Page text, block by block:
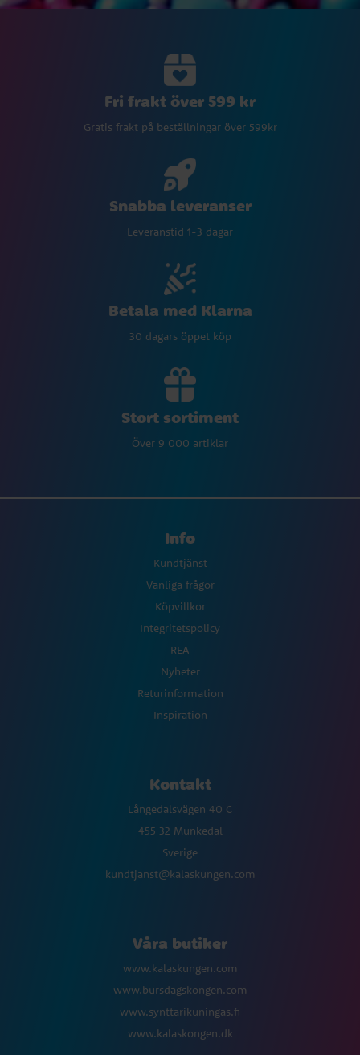
Fri frakt över 599 kr
Gratis frakt på beställningar över 599kr
Snabba leveranser
Leveranstid 1-3 dagar
Betala med Klarna
30 dagars öppet köp
Stort sortiment
Över 9 000 artiklar
Info
Kundtjänst
Vanliga frågor
Köpvillkor
Integritetspolicy
REA
Nyheter
Returinformation
Inspiration
Kontakt
Långedalsvägen 40 C
455 32 Munkedal
Sverige
kundtjanst@kalaskungen.com
Våra butiker
www.kalaskungen.com
www.bursdagskongen.com
www.synttarikuningas.fi
www.kalaskongen.dk